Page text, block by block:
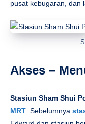
pusat kebugaran, dan
Akses –
Stasiun Sham Shui
MRT . Sebelumnya